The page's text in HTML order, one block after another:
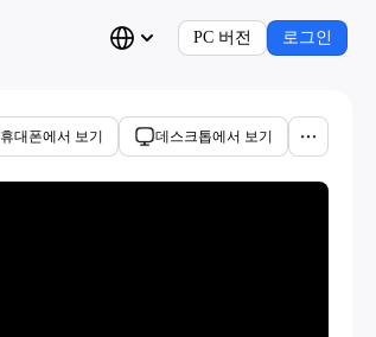
PC 버전 로그인
휴대폰에서 보기 데스크톱에서 보기